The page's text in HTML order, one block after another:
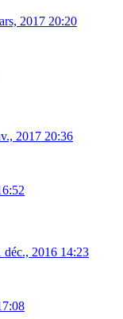
2017 20:20
2017 20:36
déc., 2016 14:23